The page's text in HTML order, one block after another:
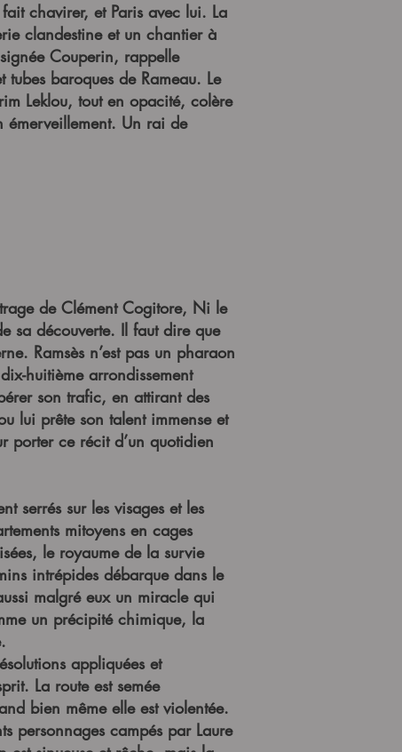
chavirer, et Paris avec lui. La
clandestine et un chantier à
Couperin, rappelle
baroques de Rameau. Le
Leklou, tout en opacité, colère
émerveillement. Un rai de
de Clément Cogitore, Ni le
sa découverte. Il faut dire que
Ramsès n’est pas un pharaon
huitième arrondissement
son trafic, en attirant des
lui prête son talent immense et
porter ce récit d’un quotidien
serrés sur les visages et les
mitoyens en cages
le royaume de la survie
intrépides débarque dans le
malgré eux un miracle qui
un précipité chimique, la
appliquées et
La route est semée
bien même elle est violentée.
personnages campés par Laure